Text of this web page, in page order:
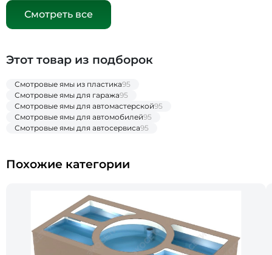
Смотреть все
Этот товар из подборок
Смотровые ямы из пластика95
Смотровые ямы для гаража95
Смотровые ямы для автомастерской95
Смотровые ямы для автомобилей95
Смотровые ямы для автосервиса95
Похожие категории